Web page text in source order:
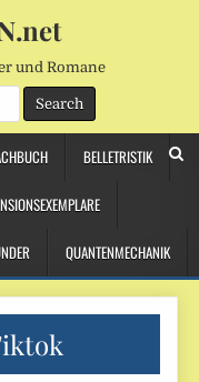
und Romane
BELLETRISTIK
QUANTENMECHANIK